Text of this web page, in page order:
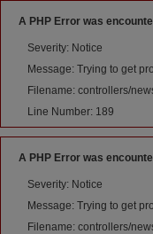
A PHP Error was
Severity: Notice
Message: Trying to get
Filename: controllers/
Line Number: 189
A PHP Error was
Severity: Notice
Message: Trying to get
Filename: controllers/